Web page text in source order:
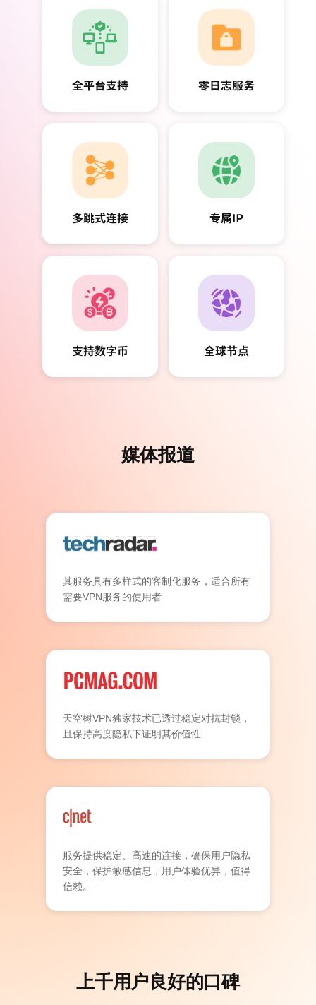
媒体报道
其服务具有多样式的客制化服务，适合所有
需要VPN服务的使用者
天空树VPN独家技术已透过稳定对抗封锁，
且保持高度隐私下证明其价值性
服务提供稳定、高速的连接，确保用户隐私
安全，保护敏感信息，用户体验优异，值得
信赖。
上千用户良好的口碑